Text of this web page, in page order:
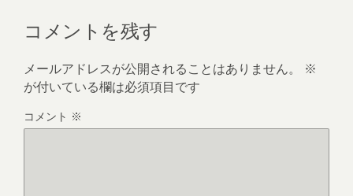
コメントを残す
メールアドレスが公開されることはありません。
※
が付いている欄は必須項目です
コメント ※